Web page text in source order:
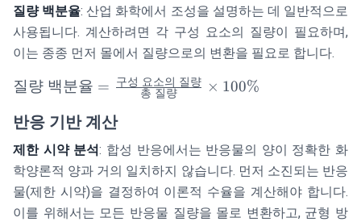
\frac{\text{용
질의 몰
(mol)}}
{\text{용매의
질량 (kg)}}
질량 백분율: 산업 화학에서 조성을 설명하는 데 일반적으로
사용됩니다. 계산하려면 각 구성 요소의 질량이 필요하며,
이는 종종 먼저 몰에서 질량으로의 변환을 필요로 합니다.
\text{질량 백
\frac{\text{구
성 요소의 질
량}}{\text{총
질량}} \times
100\%
질량 백분율 = 총 질량
구성 요소의 질량 × 100%
반응 기반 계산
제한 시약 분석: 합성 반응에서는 반응물의 양이 정확한 화
학양론적 양과 거의 일치하지 않습니다. 먼저 소진되는 반응
물(제한 시약)을 결정하여 이론적 수율을 계산해야 합니다.
이를 위해서는 모든 반응물 질량을 몰로 변환하고, 균형 방